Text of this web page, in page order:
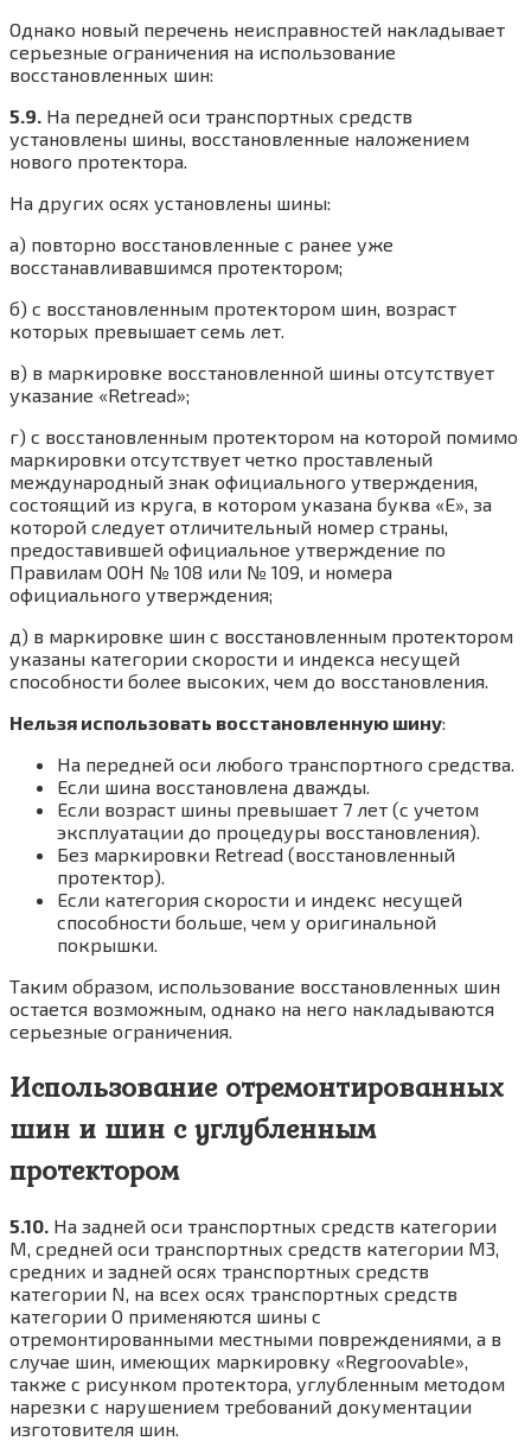
Однако новый перечень неисправностей накладывает
серьезные ограничения на использование
восстановленных шин:
5.9. На передней оси транспортных средств
установлены шины, восстановленные наложением
нового протектора.
На других осях установлены шины:
а) повторно восстановленные с ранее уже
восстанавливавшимся протектором;
б) с восстановленным протектором шин, возраст
которых превышает семь лет.
в) в маркировке восстановленной шины отсутствует
указание «Retread»;
г) с восстановленным протектором на которой помимо
маркировки отсутствует четко проставленый
международный знак официального утверждения,
состоящий из круга, в котором указана буква «E», за
которой следует отличительный номер страны,
предоставившей официальное утверждение по
Правилам ООН № 108 или № 109, и номера
официального утверждения;
д) в маркировке шин с восстановленным протектором
указаны категории скорости и индекса несущей
способности более высоких, чем до восстановления.
Нельзя использовать восстановленную шину:
На передней оси любого транспортного средства.
Если шина восстановлена дважды.
Если возраст шины превышает 7 лет (с учетом
эксплуатации до процедуры восстановления).
Без маркировки Retread (восстановленный
протектор).
Если категория скорости и индекс несущей
способности больше, чем у оригинальной
покрышки.
Таким образом, использование восстановленных шин
остается возможным, однако на него накладываются
серьезные ограничения.
Использование отремонтированных
шин и шин с углубленным
протектором
5.10. На задней оси транспортных средств категории
М, средней оси транспортных средств категории M3,
средних и задней осях транспортных средств
категории N, на всех осях транспортных средств
категории О применяются шины с
отремонтированными местными повреждениями, а в
случае шин, имеющих маркировку «Regroovable»,
также с рисунком протектора, углубленным методом
нарезки с нарушением требований документации
изготовителя шин.